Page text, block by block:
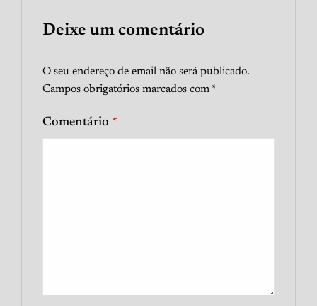
Deixe um comentário
O seu endereço de email não será publicado.
Campos obrigatórios marcados com *
Comentário *